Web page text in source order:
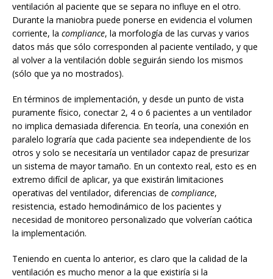
ventilación al paciente que se separa no influye en el otro.
Durante la maniobra puede ponerse en evidencia el volumen
corriente, la compliance, la morfología de las curvas y varios
datos más que sólo corresponden al paciente ventilado, y que
al volver a la ventilación doble seguirán siendo los mismos
(sólo que ya no mostrados).
En términos de implementación, y desde un punto de vista
puramente físico, conectar 2, 4 o 6 pacientes a un ventilador
no implica demasiada diferencia. En teoría, una conexión en
paralelo lograría que cada paciente sea independiente de los
otros y solo se necesitaría un ventilador capaz de presurizar
un sistema de mayor tamaño. En un contexto real, esto es en
extremo difícil de aplicar, ya que existirán limitaciones
operativas del ventilador, diferencias de compliance,
resistencia, estado hemodinámico de los pacientes y
necesidad de monitoreo personalizado que volverían caótica
la implementación.
Teniendo en cuenta lo anterior, es claro que la calidad de la
ventilación es mucho menor a la que existiría si la